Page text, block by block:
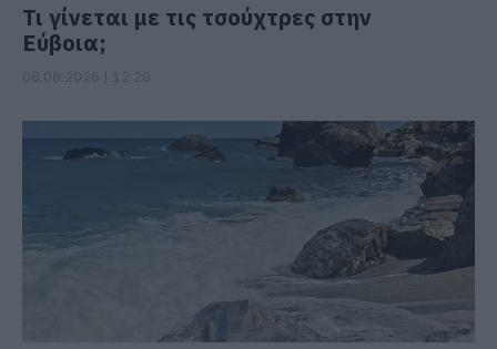
Τι γίνεται με τις τσούχτρες στην
Εύβοια;